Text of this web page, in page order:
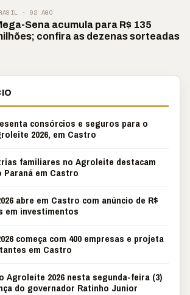
· 02 AGO
Sena acumula para R$ 135
confira as dezenas sorteadas
consórcios e seguros para o
2026, em Castro
familiares no Agroleite destacam
Paraná em Castro
abre em Castro com anúncio de R$
em investimentos
começa com 400 empresas e projeta
em Castro
Agroleite 2026 nesta segunda-feira (3)
do governador Ratinho Junior